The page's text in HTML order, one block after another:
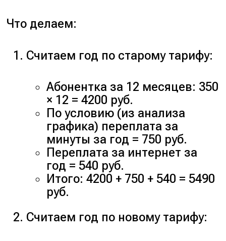
Что делаем:
Считаем год по старому тарифу:
Абонентка за 12 месяцев: 350
× 12 = 4200 руб.
По условию (из анализа
графика) переплата за
минуты за год = 750 руб.
Переплата за интернет за
год = 540 руб.
Итого: 4200 + 750 + 540 = 5490
руб.
Считаем год по новому тарифу: